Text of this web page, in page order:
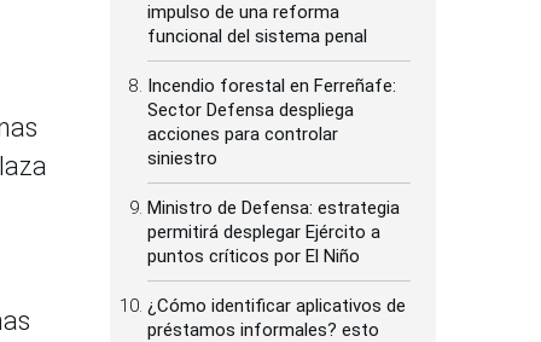
impulso de una reforma
funcional del sistema penal
Incendio forestal en Ferreñafe:
Sector Defensa despliega
acciones para controlar
siniestro
Ministro de Defensa: estrategia
permitirá desplegar Ejército a
puntos críticos por El Niño
¿Cómo identificar aplicativos de
préstamos informales? esto